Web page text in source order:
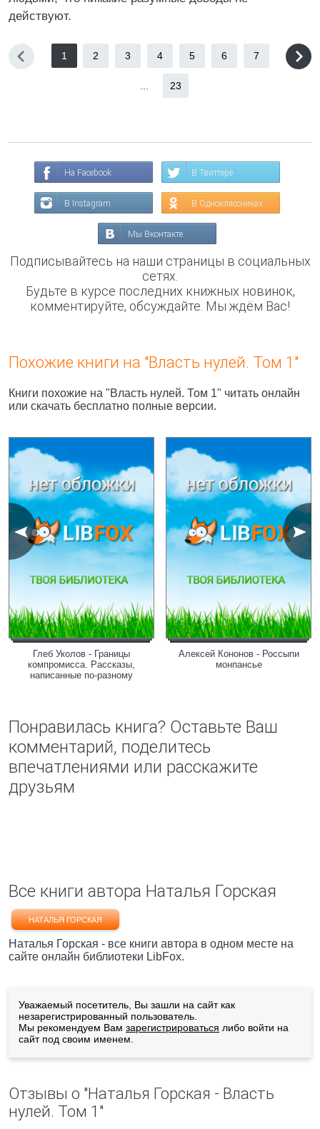
действуют.
1 2 3 4 5 6 7
23
На Facebook В Твиттере
В Instagram В Одноклассниках
Мы Вконтакте
Подписывайтесь на наши страницы в социальных
сетях.
Будьте в курсе последних книжных новинок,
комментируйте, обсуждайте. Мы ждём Вас!
Похожие книги на "Власть нулей. Том 1"
Книги похожие на "Власть нулей. Том 1" читать онлайн
или скачать бесплатно полные версии.
Глеб Уколов - Границы
компромисса. Рассказы,
написанные по-разному
Алексей Кононов - Россыпи
монпансье
Понравилась книга? Оставьте Ваш
комментарий, поделитесь
впечатлениями или расскажите
друзьям
Все книги автора Наталья Горская
НАТАЛЬЯ ГОРСКАЯ
Наталья Горская - все книги автора в одном месте на
сайте онлайн библиотеки LibFox.
Уважаемый посетитель, Вы зашли на сайт как
незарегистрированный пользователь.
Мы рекомендуем Вам зарегистрироваться либо войти на
сайт под своим именем.
Отзывы о "Наталья Горская - Власть
нулей. Том 1"